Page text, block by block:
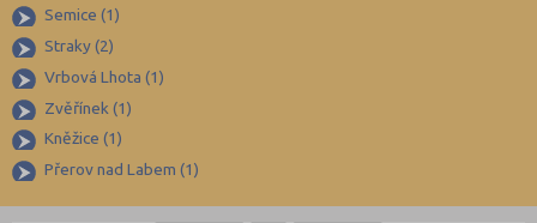
Jeseník (42)
Jičín (75)
Jihlava (94)
Jindřichův Hradec (76)
Karlovy Vary (93)
Semice (1)
Straky (2)
Vrbová Lhota (1)
Zvěřínek (1)
Kněžice (1)
Přerov nad Labem (1)